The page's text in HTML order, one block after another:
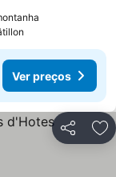
Ver preços
Partilhar